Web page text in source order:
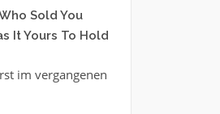
Sold You
It Yours To Hold
im vergangenen